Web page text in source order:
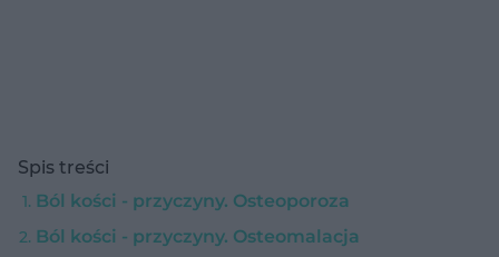
Spis treści
Ból kości - przyczyny. Osteoporoza
Ból kości - przyczyny. Osteomalacja